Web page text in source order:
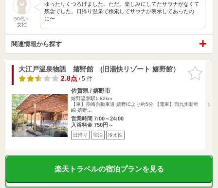
50代～
女性
ゆったりくつろげました。ただ、楽しみにしてたサウナがなくて
残念でした。日帰り温泉で検索してサウナが表示してあったの
に〜
関連情報から探す
お気に入
りに追加
大江戸温泉物語 嬉野館 (旧湯快リゾート 嬉野館）
2.8点/ 5 件
佐賀県 / 嬉野市
嬉野温泉駅1.82km
【車】長崎自動車道 嬉野ICより約5分 【電車】西九州新幹
線 嬉野…
営業時間 7:00～24:00
入浴料金 750円～
日帰り 宿泊 冷え性
楽天トラベルの宿泊プランを見る